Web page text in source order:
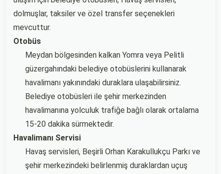
dolmuşlar, taksiler ve özel transfer seçenekleri
mevcuttur.
Otobüs
Meydan bölgesinden kalkan Yomra veya Pelitli
güzergahındaki belediye otobüslerini kullanarak
havalimanı yakınındaki duraklara ulaşabilirsiniz.
Belediye otobüsleri ile şehir merkezinden
havalimanına yolculuk trafiğe bağlı olarak ortalama
15-20 dakika sürmektedir.
Havalimanı Servisi
Havaş servisleri, Beşirli Orhan Karakullukçu Parkı ve
şehir merkezindeki belirlenmiş duraklardan uçuş